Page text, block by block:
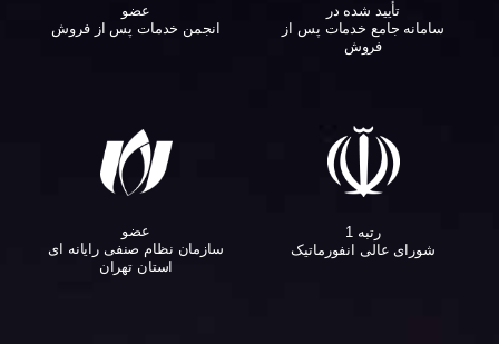
تأیید شده در
سامانه جامع خدمات پس از
فروش
عضو
انجمن خدمات پس از فروش
رتبه 1
شورای عالی انفورماتیک
عضو
سازمان نظام صنفی رایانه ای
استان تهران